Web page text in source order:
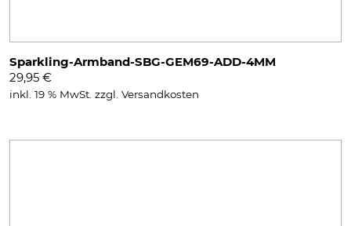
Sparkling-Armband-SBG-GEM69-ADD-4MM
29,95 €
inkl. 19 % MwSt. zzgl. Versandkosten